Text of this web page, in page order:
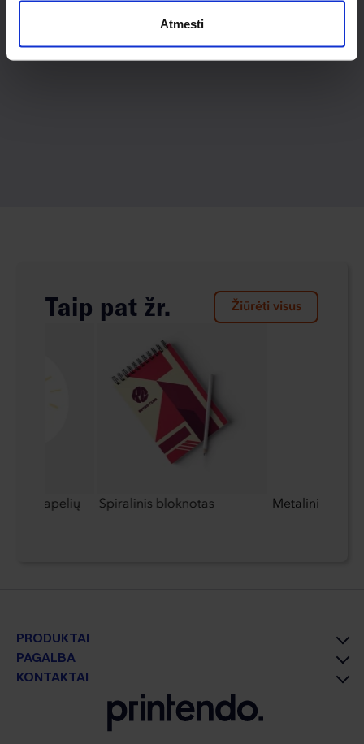
Atmesti
Taip pat žr. Žiūrėti visus
lipnių lapelių Spiralinis bloknotas Metalinis
PRODUKTAI
PAGALBA
KONTAKTAI